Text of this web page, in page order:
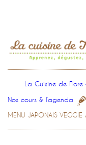
La Cuisine de Flore
Nos cours & l’agenda
MENU JAPONAIS